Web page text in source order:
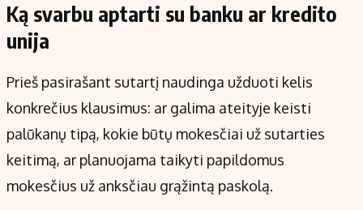
Ką svarbu aptarti su banku ar kredito
unija
Prieš pasirašant sutartį naudinga užduoti kelis
konkrečius klausimus: ar galima ateityje keisti
palūkanų tipą, kokie būtų mokesčiai už sutarties
keitimą, ar planuojama taikyti papildomus
mokesčius už anksčiau grąžintą paskolą.